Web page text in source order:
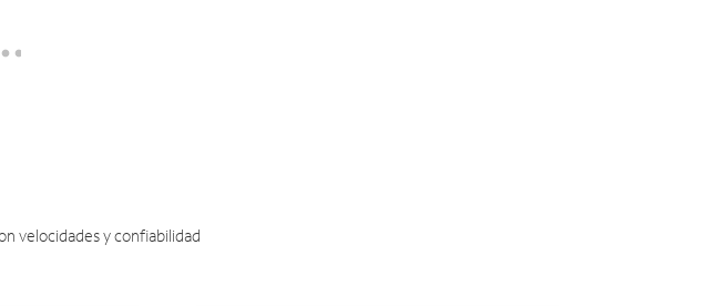
velocidades y confiabilidad